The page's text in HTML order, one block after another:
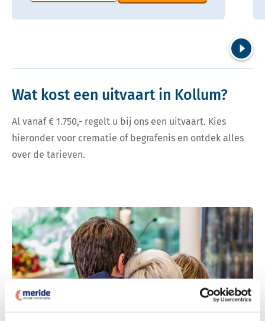
Wat kost een uitvaart in Kollum?
Al vanaf € 1.750,- regelt u bij ons een uitvaart. Kies
hieronder voor crematie of begrafenis en ontdek alles
over de tarieven.
Bekijk tarieven voor crematie